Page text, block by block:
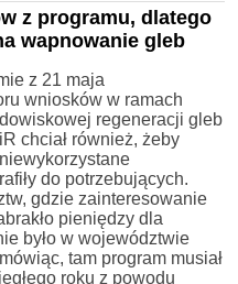
z programu, dlatego
wapnowanie gleb
z 21 maja
wniosków w ramach
regeneracji gleb
chciał również, żeby
do potrzebujących.
gdzie zainteresowanie
pieniędzy dla
było w województwie
tam program musiał
roku z powodu